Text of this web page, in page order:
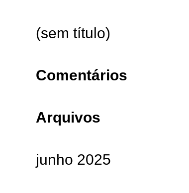
(sem título)
Comentários
Arquivos
junho 2025